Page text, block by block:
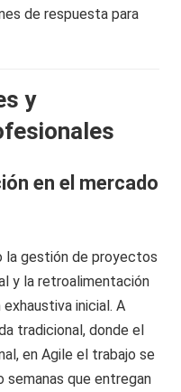
de respuesta para
y
en el mercado
la gestión de proyectos
y la retroalimentación
inicial. A
tradicional, donde el
en Agile el trabajo se
semanas que entregan